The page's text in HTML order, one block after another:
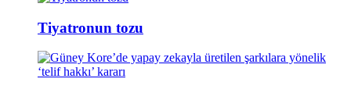
Tiyatronun tozu